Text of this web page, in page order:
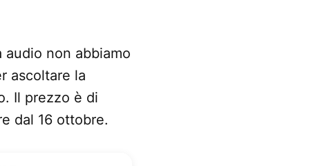
non abbiamo
ascoltare la
Il prezzo è di
dal 16 ottobre.